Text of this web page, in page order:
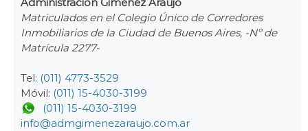
Matriculados en el Colegio Único de Corredores
Inmobiliarios de la Ciudad de Buenos Aires, -Nº de
Matrícula 2277-
Tel: (011) 4773-3529
Móvil: (011) 15-4030-3199
(011) 15-4030-3199
info@admgimenezaraujo.com.ar